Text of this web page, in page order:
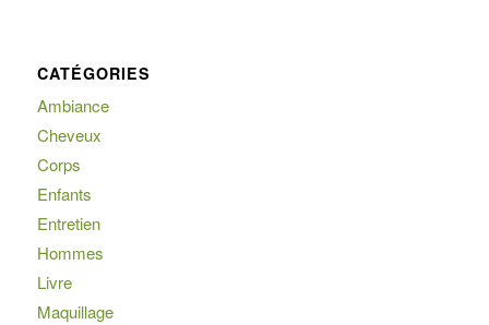
CATÉGORIES
Ambiance
Cheveux
Corps
Enfants
Entretien
Hommes
Livre
Maquillage